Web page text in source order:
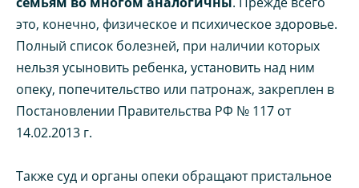
это, конечно, физическое и психическое здоровье.
Полный список болезней, при наличии которых
нельзя усыновить ребенка, установить над ним
опеку, попечительство или патронаж, закреплен в
Постановлении Правительства РФ № 117 от
14.02.2013 г.
Также суд и органы опеки обращают пристальное